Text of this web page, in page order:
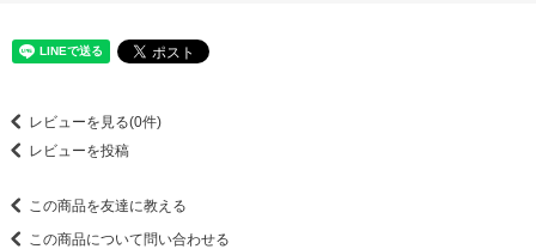
レビューを見る(0件)
レビューを投稿
この商品を友達に教える
この商品について問い合わせる